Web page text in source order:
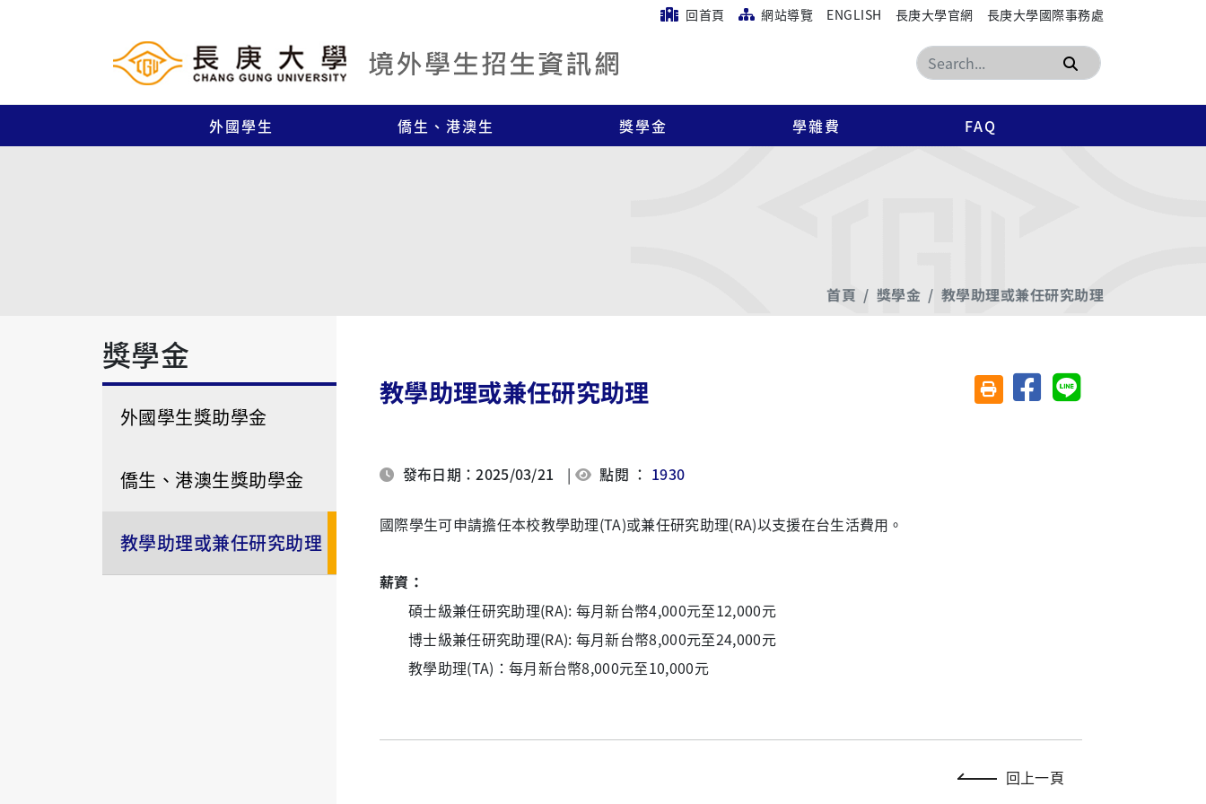
回首頁 網站導覽 ENGLISH 長庚大學官網 長庚大學國際事務處
搜尋
外國學生 僑生、港澳生 獎學金 學雜費 FAQ
首頁 獎學金 教學助理或兼任研究助理
獎學金
外國學生獎助學金
僑生、港澳生獎助學金
教學助理或兼任研究助理
教學助理或兼任研究助理 友善列印(另開視窗)
分享至臉書分享至 Line
發布日期：2025/03/21 | 點閱 ： 1930
國際學生可申請擔任本校教學助理(TA)或兼任研究助理(RA)以支援在台生活費用。
薪資：
碩士級兼任研究助理(RA): 每月新台幣4,000元至12,000元
博士級兼任研究助理(RA): 每月新台幣8,000元至24,000元
教學助理(TA)：每月新台幣8,000元至10,000元
回上一頁